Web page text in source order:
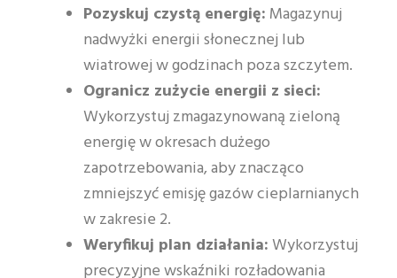
Pozyskuj czystą energię: Magazynuj
nadwyżki energii słonecznej lub
wiatrowej w godzinach poza szczytem.
Ogranicz zużycie energii z sieci:
Wykorzystuj zmagazynowaną zieloną
energię w okresach dużego
zapotrzebowania, aby znacząco
zmniejszyć emisję gazów cieplarnianych
w zakresie 2.
Weryfikuj plan działania:Wykorzystuj
precyzyjne wskaźniki rozładowania